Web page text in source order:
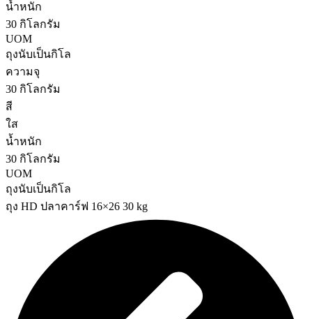
น้ำหนัก
30 กิโลกรัม
UOM
ถุงนับเป็นกิโล
ความจุ
30 กิโลกรัม
สี
ใส
น้ำหนัก
30 กิโลกรัม
UOM
ถุงนับเป็นกิโล
ถุง HD ปลาคาร์ฟ 16×26 30 kg